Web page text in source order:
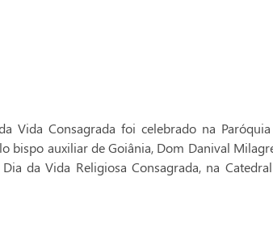
Vida Consagrada foi celebrado na
bispo auxiliar de Goiânia, Dom Danival
da Vida Religiosa Consagrada, na